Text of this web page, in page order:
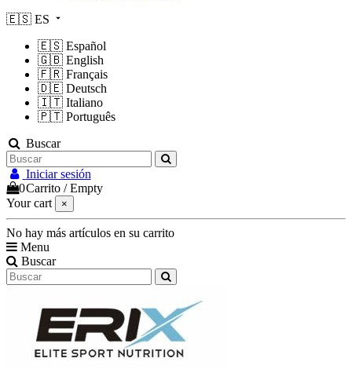
🇪🇸 ES
🇪🇸 Español
🇬🇧 English
🇫🇷 Français
🇩🇪 Deutsch
🇮🇹 Italiano
🇵🇹 Português
Buscar
Iniciar sesión
0Carrito /Empty
Your cart
×
No hay más artículos en su carrito
Menu
Buscar